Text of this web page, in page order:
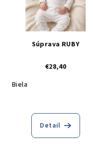
Súprava RUBY
€28,40
Biela
Detail